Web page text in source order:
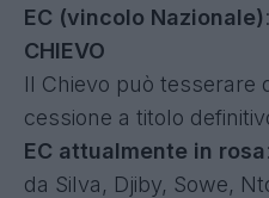
EC (vincolo Nazionale)
CHIEVO
Il Chievo può tesserare
cessione a titolo
EC attualmente in rosa
da Silva, Djiby, Sowe,